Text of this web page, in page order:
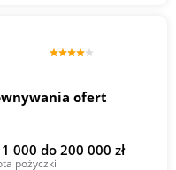
ofert
000 do 200 000 zł
pożyczki